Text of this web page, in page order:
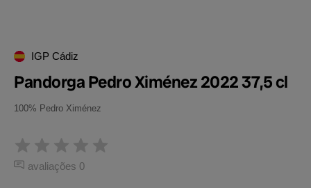
IGP Cádiz
Pandorga Pedro Ximénez 2022 37,5 cl
100% Pedro Ximénez
avaliações 0